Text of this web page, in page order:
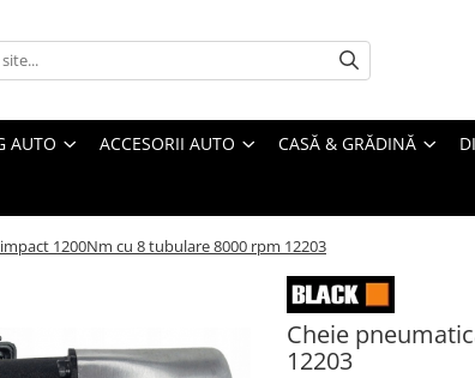
AUTO ACCESORII AUTO CASĂ & GRĂDINĂ
1200Nm cu 8 tubulare 8000 rpm 12203
Cheie
12203